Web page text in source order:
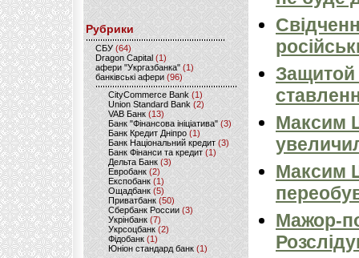
Рубрики
CБУ (64)
Dragon Capital (1)
афери "Укргазбанка" (1)
банківські афери (96)
CityCommerce Bank (1)
Union Standard Bank (2)
VAB Банк (13)
Банк "Фінансова ініціатива" (3)
Банк Кредит Дніпро (1)
Банк Національний кредит (3)
Банк Фінанси та кредит (1)
Дельта Банк (3)
Евробанк(2)
Експобанк (1)
Ощадбанк(5)
Приватбанк (50)
Сбербанк России (3)
Укрінбанк(7)
Укрсоцбанк (2)
Фідобанк (1)
Юніон стандард банк(1)
Защитой
Максим
Максим
Мажор-